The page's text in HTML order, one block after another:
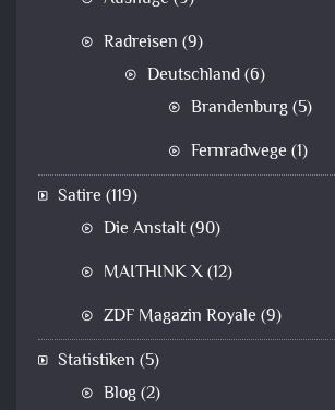
Radreisen (9)
Deutschland(6)
Brandenburg(5)
Fernradwege (1)
Satire (119)
Die Anstalt(90)
MAITHINK X(12)
ZDF Magazin Royale (9)
Statistiken (5)
Blog(2)